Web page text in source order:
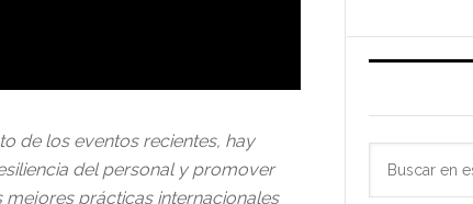
de los eventos recientes, hay
del personal y promover
prácticas internacionales